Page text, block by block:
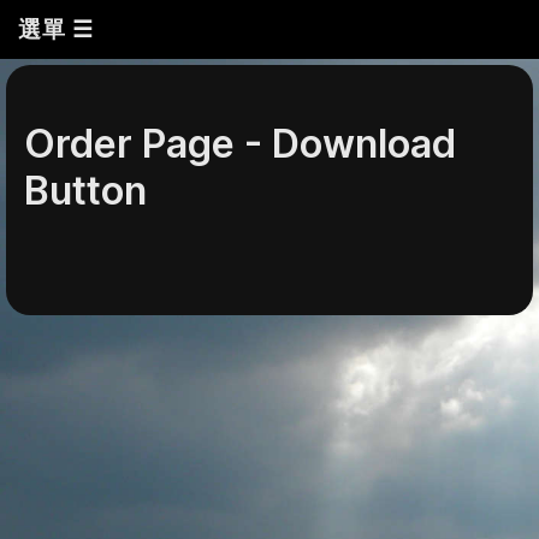
選單 ☰
Order Page - Download
Button